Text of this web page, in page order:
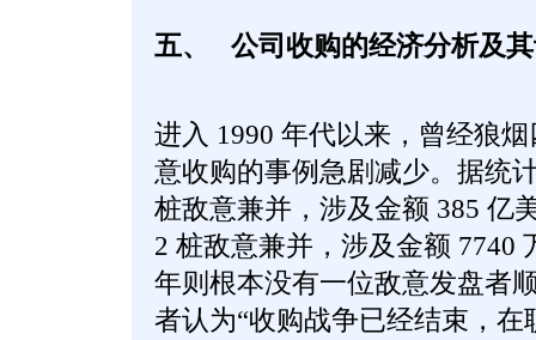
五、 公司收购的经济分析及
进入 1990 年代以来，曾经狼
意收购的事例急剧减少。据统
桩敌意兼并，涉及金额 385 亿
2 桩敌意兼并，涉及金额 7740
年则根本没有一位敌意发盘者
者认为“收购战争已经结束，